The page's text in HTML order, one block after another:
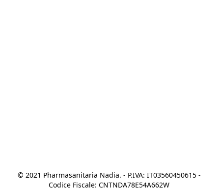
© 2021 Pharmasanitaria Nadia. - P.IVA: IT03560450615 -
Codice Fiscale: CNTNDA78E54A662W